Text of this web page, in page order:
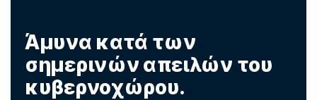
Άμυνα κατά των
σημερινών απειλών του
κυβερνοχώρου.